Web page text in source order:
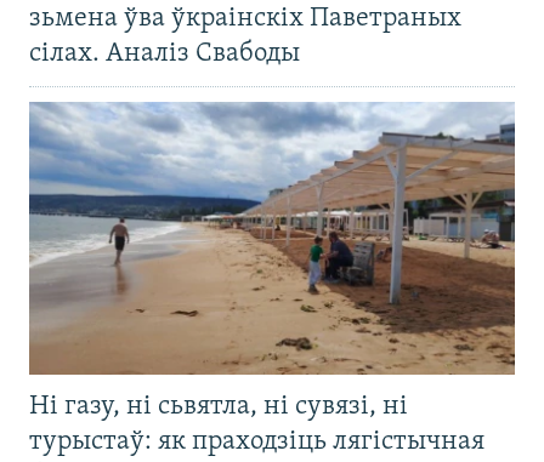
зьмена ўва ўкраінскіх Паветраных
сілах. Аналіз Свабоды
Ні газу, ні сьвятла, ні сувязі, ні
турыстаў: як праходзіць лягістычная